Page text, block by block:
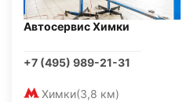
Автосервис Химки
+7 (495) 989-21-31
Химки(3,8 км)